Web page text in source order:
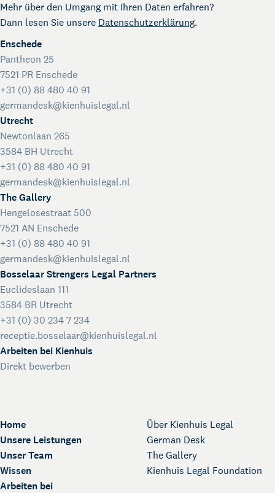
Mehr über den Umgang mit Ihren Daten erfahren?
Dann lesen Sie unsere Datenschutzerklärung.
Home
Unsere Leistungen
Unser Team
Wissen
Arbeiten bei
Über Kienhuis Legal
German Desk
The Gallery
Kienhuis Legal Foundation
Enschede
Pantheon 25
7521 PR Enschede
+31 (0) 88 480 40 91
germandesk@kienhuislegal.nl
Utrecht
Newtonlaan 265
3584 BH Utrecht
+31 (0) 88 480 40 91
germandesk@kienhuislegal.nl
The Gallery
Hengelosestraat 500
7521 AN Enschede
+31 (0) 88 480 40 91
germandesk@kienhuislegal.nl
Bosselaar Strengers Legal Partners
Euclideslaan 111
3584 BR Utrecht
+31 (0) 30 234 7 234
receptie.bosselaar@kienhuislegal.nl
Arbeiten bei Kienhuis
Direkt bewerben